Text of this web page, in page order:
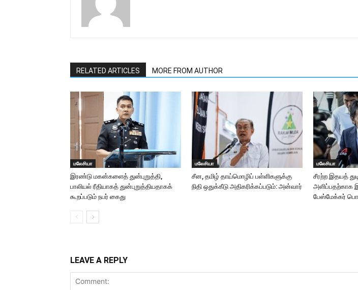
RELATED ARTICLES MORE FROM AUTHOR
மலேசியா
இரண்டு மகன்களைத் துன்புறுத்தி,
பாலியல் ரீதியாகத் துன்புறுத்தியதாகக்
கூறப்படும் நபர் கைது
மலேசியா
சீன, தமிழ் தாய்மொழிப் பள்ளிகளுக்கு
நிதி ஒதுக்கீடு அதிகரிக்கப்படும்: அன்வார்
மலேசியா
சீரற்ற இதயத்
அளிப்பதற்காக
பேஸ்மேக்கர்
LEAVE A REPLY